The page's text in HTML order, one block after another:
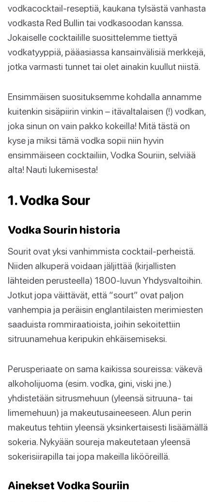
vodkacocktail-reseptiä, kaukana tylsästä vanhasta
vodkasta Red Bullin tai vodkasoodan kanssa.
Jokaiselle cocktailille suosittelemme tiettyä
vodkatyyppiä, pääasiassa kansainvälisiä merkkejä,
jotka varmasti tunnet tai olet ainakin kuullut niistä.
Ensimmäisen suosituksemme kohdalla annamme
kuitenkin sisäpiirin vinkin – itävaltalaisen (!) vodkan,
joka sinun on vain pakko kokeilla! Mitä tästä on
kyse ja miksi tämä vodka sopii niin hyvin
ensimmäiseen cocktailiin, Vodka Souriin, selviää
alta! Nauti lukemisesta!
1. Vodka Sour
Vodka Sourin historia
Sourit ovat yksi vanhimmista cocktail-perheistä.
Niiden alkuperä voidaan jäljittää (kirjallisten
lähteiden perusteella) 1800-luvun Yhdysvaltoihin.
Jotkut jopa väittävät, että “sourt” ovat paljon
vanhempia ja peräisin englantilaisten merimiesten
saaduista rommiraatioista, joihin sekoitettiin
sitruunamehua keripukin ehkäisemiseksi.
Perusperiaate on sama kaikissa soureissa: väkevä
alkoholijuoma (esim. vodka, gini, viski jne.)
yhdistetään sitrusmehuun (yleensä sitruuna- tai
limemehuun) ja makeutusaineeseen. Alun perin
makeutus tehtiin yleensä yksinkertaisesti lisäämällä
sokeria. Nykyään soureja makeutetaan yleensä
sokerisiirapilla tai jopa makeilla likööreillä.
Ainekset Vodka Souriin